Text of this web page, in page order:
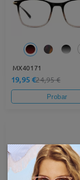
MX40171
19,95 €24,95 €
Probar